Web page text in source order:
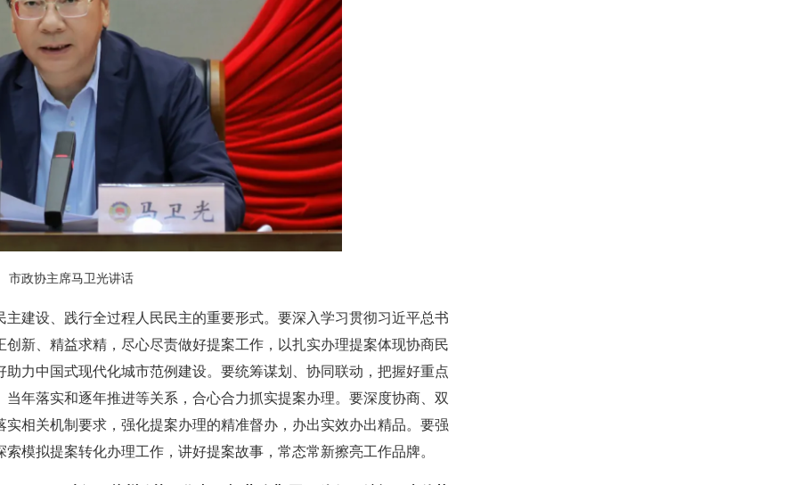
市政协主席马卫光讲话
建设、践行全过程人民民主的重要形式。要深入学习贯彻习近平总书
新、精益求精，尽心尽责做好提案工作，以扎实办理提案体现协商民
力中国式现代化城市范例建设。要统筹谋划、协同联动，把握好重点
年落实和逐年推进等关系，合心合力抓实提案办理。要深度协商、双
相关机制要求，强化提案办理的精准督办，办出实效办出精品。要强
模拟提案转化办理工作，讲好提案故事，常态常新擦亮工作品牌。